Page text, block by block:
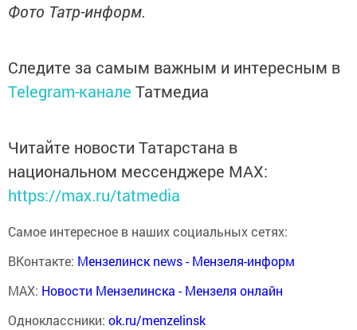
Фото Татр-информ.
Следите за самым важным и интересным в
Telegram-канале Татмедиа
Читайте новости Татарстана в
национальном мессенджере MАХ:
https://max.ru/tatmedia
Самое интересное в наших социальных сетях:
ВКонтакте: Мензелинск news - Мензеля-информ
MAX: Новости Мензелинска - Мензеля онлайн
Одноклассники: ok.ru/menzelinsk